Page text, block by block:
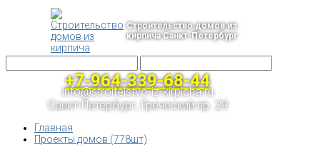
Строительство домов из
кирпича Санкт-Петербург
+7-964-339-68-44
info@stroitelstvo-iz-kirpicha.ru
Санкт-Петербург, Греческий пр. 29
Главная
Проекты домов (778шт)